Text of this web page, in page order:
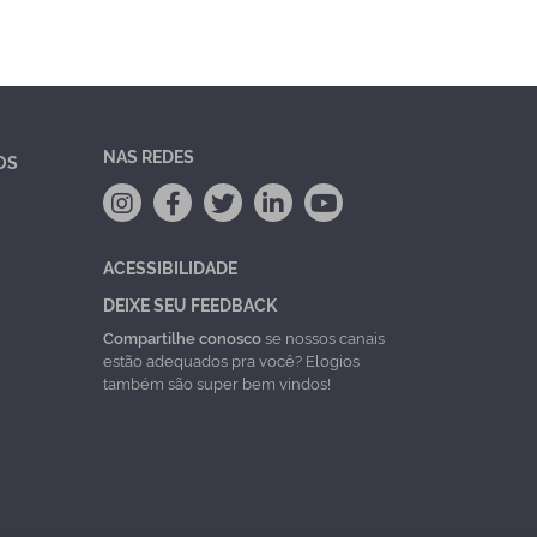
NAS REDES
ACESSIBILIDADE
DEIXE SEU FEEDBACK
Compartilhe conoscose nossos canais
estão adequados pra você? Elogios
também são super bem vindos!